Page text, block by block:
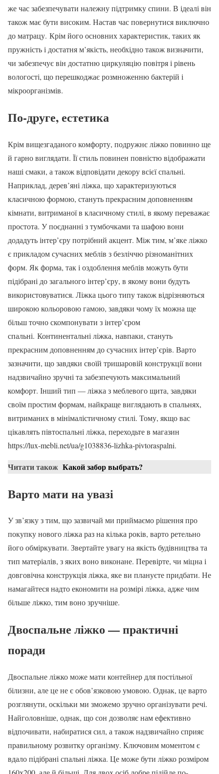
же час забезпечувати належну підтримку спини. В ідеалі він
також має бути високим. Настав час повернутися виключно
до матрацу. Крім його основних характеристик, таких як
пружність і достатня м’якість, необхідно також визначити,
чи забезпечує він достатню циркуляцію повітря і рівень
вологості, що перешкоджає розмноженню бактерій і
мікроорганізмів.
По-друге, естетика
Крім вищезгаданого комфорту, подружнє ліжко повинно ще
й гарно виглядати. Її стиль повинен повністю відображати
наші смаки, а також відповідати декору всієї спальні.
Наприклад, дерев’яні ліжка, що характеризуються
класичною формою, стануть прекрасним доповненням
кімнати, витриманої в класичному стилі, в якому переважає
простота. У поєднанні з тумбочками та шафою вони
додадуть інтер’єру потрібний акцент. Між тим, м’яке ліжко
є прикладом сучасних меблів з безліччю різноманітних
форм. Як форма, так і оздоблення меблів можуть бути
підібрані до загального інтер’єру, в якому вони будуть
використовуватися. Ліжка цього типу також відрізняються
широкою кольоровою гамою, завдяки чому їх можна ще
більш точно скомпонувати з інтер’єром
спальні. Континентальні ліжка, навпаки, стануть
прекрасним доповненням до сучасних інтер’єрів. Варто
зазначити, що завдяки своїй тришаровій конструкції вони
надзвичайно зручні та забезпечують максимальний
комфорт. Інший тип — ліжка з меблевого щита, завдяки
своїм простим формам, найкраще виглядають в спальнях,
витриманих в мінімалістичному стилі. Тому, якщо вас
цікавлять півтоспальні ліжка, переходьте в магазин
https://lux-mebli.net/ua/g1038836-lizhka-pivtoraspalni.
Читати також Какой забор выбрать?
Варто мати на увазі
У зв’язку з тим, що зазвичай ми приймаємо рішення про
покупку нового ліжка раз на кілька років, варто ретельно
його обміркувати. Звертайте увагу на якість будівництва та
тип матеріалів, з яких воно виконане. Перевірте, чи міцна і
довговічна конструкція ліжка, яке ви плануєте придбати. Не
намагайтеся надто економити на розмірі ліжка, адже чим
більше ліжко, тим воно зручніше.
Двоспальне ліжко — практичні
поради
Двоспальне ліжко може мати контейнер для постільної
білизни, але це не є обов’язковою умовою. Однак, це варто
розглянути, оскільки ми зможемо зручно організувати речі.
Найголовніше, однак, що сон дозволяє нам ефективно
відпочивати, набиратися сил, а також надзвичайно сприяє
правильному розвитку організму. Ключовим моментом є
вдало підібрані спальні ліжка. Це може бути ліжко розміром